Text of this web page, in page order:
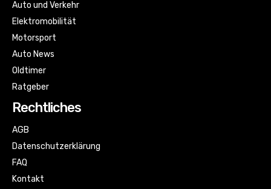
Auto und Verkehr
Elektromobilität
Motorsport
Auto News
Oldtimer
Ratgeber
Rechtliches
AGB
Datenschutzerklärung
FAQ
Kontakt